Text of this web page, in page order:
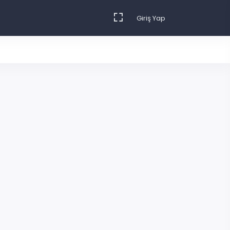
Giriş Yap